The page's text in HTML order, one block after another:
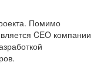
Помимо
CEO компании